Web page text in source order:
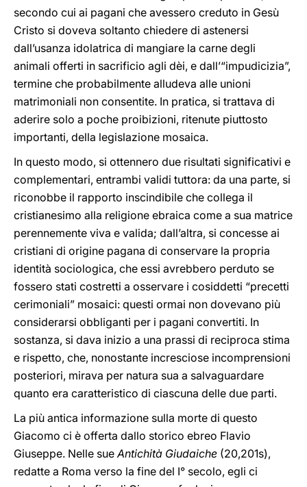
secondo cui ai pagani che avessero creduto in Gesù
Cristo si doveva soltanto chiedere di astenersi
dall’usanza idolatrica di mangiare la carne degli
animali offerti in sacrificio agli dèi, e dall’“impudicizia”,
termine che probabilmente alludeva alle unioni
matrimoniali non consentite. In pratica, si trattava di
aderire solo a poche proibizioni, ritenute piuttosto
importanti, della legislazione mosaica.
In questo modo, si ottennero due risultati significativi e
complementari, entrambi validi tuttora: da una parte, si
riconobbe il rapporto inscindibile che collega il
cristianesimo alla religione ebraica come a sua matrice
perennemente viva e valida; dall’altra, si concesse ai
cristiani di origine pagana di conservare la propria
identità sociologica, che essi avrebbero perduto se
fossero stati costretti a osservare i cosiddetti “precetti
cerimoniali” mosaici: questi ormai non dovevano più
considerarsi obbliganti per i pagani convertiti. In
sostanza, si dava inizio a una prassi di reciproca stima
e rispetto, che, nonostante incresciose incomprensioni
posteriori, mirava per natura sua a salvaguardare
quanto era caratteristico di ciascuna delle due parti.
La più antica informazione sulla morte di questo
Giacomo ci è offerta dallo storico ebreo Flavio
Giuseppe. Nelle sueAntichità Giudaiche (20,201s),
redatte a Roma verso la fine del I° secolo, egli ci